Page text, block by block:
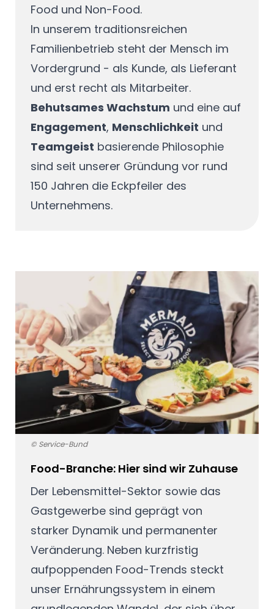
Food und Non-Food.
In unserem traditionsreichen
Familienbetrieb steht der Mensch im
Vordergrund - als Kunde, als Lieferant
und erst recht als Mitarbeiter.
Behutsames Wachstum und eine auf
Engagement, Menschlichkeit und
Teamgeist basierende Philosophie
sind seit unserer Gründung vor rund
150 Jahren die Eckpfeiler des
Unternehmens.
© Service-Bund
Food-Branche: Hier sind wir Zuhause
Der Lebensmittel-Sektor sowie das
Gastgewerbe sind geprägt von
starker Dynamik und permanenter
Veränderung. Neben kurzfristig
aufpoppenden Food-Trends steckt
unser Ernährungssystem in einem